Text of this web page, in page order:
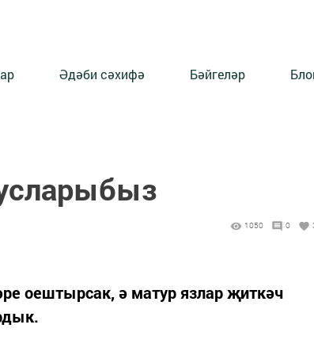
Әдәби сәхифә Бәйгеләр
1050 0
оештырсак, ә матур язлар җиткәч